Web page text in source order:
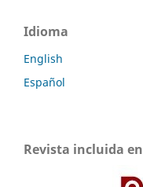
Idioma
English
Español
Revista incluida en